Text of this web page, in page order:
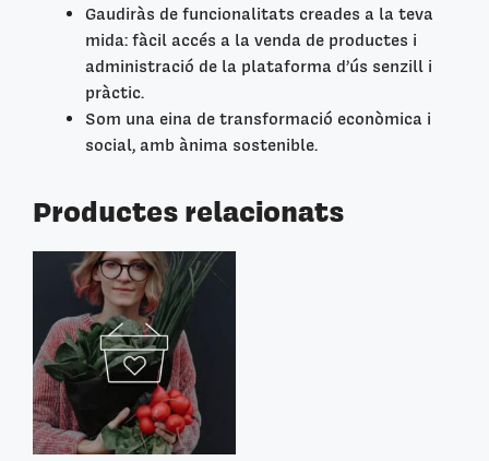
Gaudiràs de funcionalitats creades a la teva
mida: fàcil accés a la venda de productes i
administració de la plataforma d’ús senzill i
pràctic.
Som una eina de transformació econòmica i
social, amb ànima sostenible.
Productes relacionats